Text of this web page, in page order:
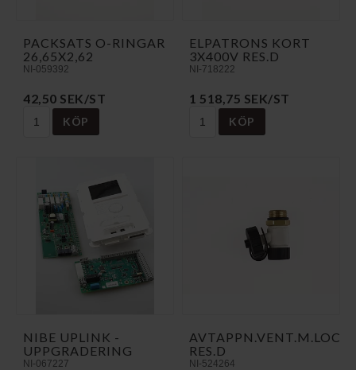
PACKSATS O-RINGAR
26,65X2,62
NI-059392
42,50 SEK/ST
KÖP
ELPATRONS KORT
3X400V RES.D
NI-718222
1 518,75 SEK/ST
KÖP
NIBE UPLINK -
UPPGRADERING
NI-067227
AVTAPPN.VENT.M.LOCK
RES.D
NI-524264